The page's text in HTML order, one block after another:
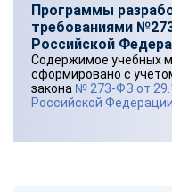
Программы
требованиями
Российской
Содержимое учебных
сформировано с
закона № 273-ФЗ от
Российской